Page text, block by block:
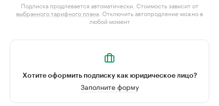
Подписка продлевается автоматически. Стоимость зависит от
выбранного тарифного плана . Отключить автопродление можно в
любой момент
Хотите оформить подписку как юридическое лицо?
Заполните форму